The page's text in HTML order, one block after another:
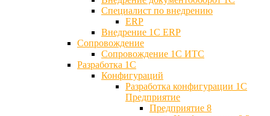
Специалист по внедрению
ERP
Внедрение 1С ERP
Cопровождение
Cопровождение 1С ИТС
Разработка 1C
Конфигураций
Разработка конфигурации 1С
Предприятие
Предприятие 8